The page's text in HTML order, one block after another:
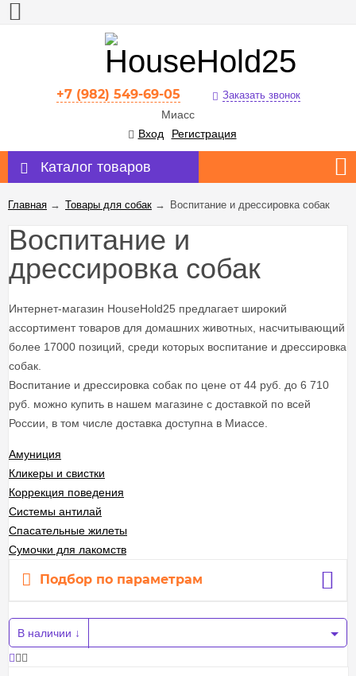
+7 (982) 549-69-05 Заказать звонок
Миасс
Вход
Регистрация
Каталог товаров
Главная → Товары для собак → Воспитание и дрессировка собак
Воспитание и
дрессировка собак
Интернет-магазин HouseHold25 предлагает широкий
ассортимент товаров для домашних животных, насчитывающий
более 17000 позиций, среди которых воспитание и дрессировка
собак.
Воспитание и дрессировка собак по цене от 44 руб. до 6 710
руб. можно купить в нашем магазине с доставкой по всей
России, в том числе доставка доступна в Миассе.
Амуниция
Кликеры и свистки
Коррекция поведения
Системы антилай
Спасательные жилеты
Сумочки для лакомств
Подбор по параметрам
В наличии